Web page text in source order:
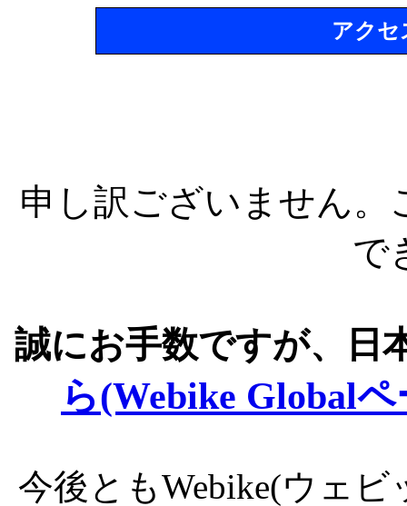
アクセ
申し訳ございません
で
誠にお手数ですが、日
ら(Webike Global
今後ともWebike(ウェ